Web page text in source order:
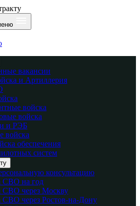
вакансии
и Артиллерия
войска
войска
и РЭБ
войска
обеспечения
систем
консультацию
СВО на год
СВО через Москву
СВО через Ростов-на-Дону